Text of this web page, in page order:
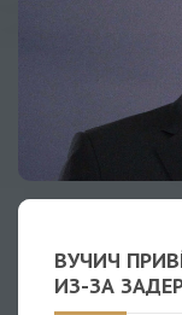
ВУЧИЧ
ИЗ-ЗА